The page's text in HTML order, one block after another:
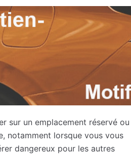
sur un emplacement réservé ou
notamment lorsque vous vous
dangereux pour les autres